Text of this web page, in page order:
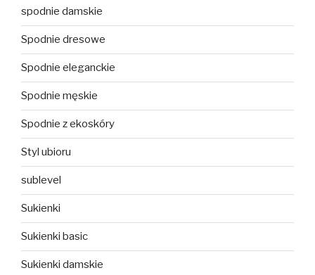
spodnie damskie
Spodnie dresowe
Spodnie eleganckie
Spodnie męskie
Spodnie z ekoskóry
Styl ubioru
sublevel
Sukienki
Sukienki basic
Sukienki damskie